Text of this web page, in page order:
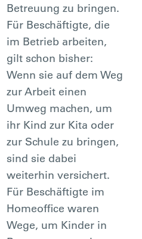
Betreuung zu bringen.
Für Beschäftigte, die
im Betrieb arbeiten,
gilt schon bisher:
Wenn sie auf dem Weg
zur Arbeit einen
Umweg machen, um
ihr Kind zur Kita oder
zur Schule zu bringen,
sind sie dabei
weiterhin versichert.
Für Beschäftigte im
Homeoffice waren
Wege, um Kinder in